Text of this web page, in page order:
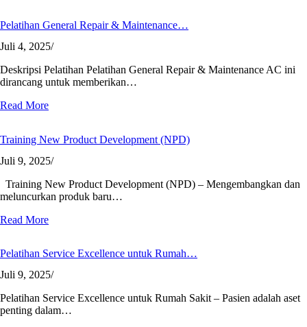
Pelatihan General Repair & Maintenance…
Juli 4, 2025/
Deskripsi Pelatihan Pelatihan General Repair & Maintenance AC ini
dirancang untuk memberikan…
Read More
Training New Product Development (NPD)
Juli 9, 2025/
Training New Product Development (NPD) – Mengembangkan dan
meluncurkan produk baru…
Read More
Pelatihan Service Excellence untuk Rumah…
Juli 9, 2025/
Pelatihan Service Excellence untuk Rumah Sakit – Pasien adalah aset
penting dalam…